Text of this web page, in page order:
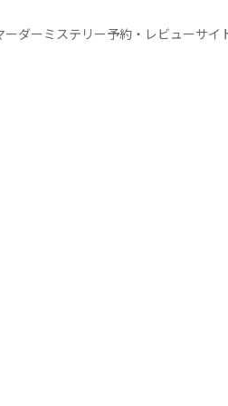
ーダーミステリー予約・レビューサイ